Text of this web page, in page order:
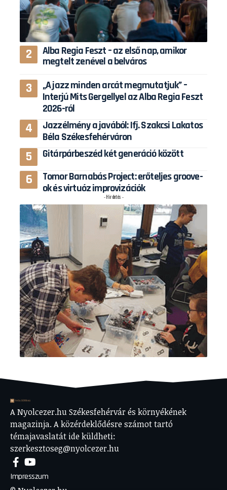
Alba Regia Feszt – az első nap, amikor
megtelt zenével a belváros
„A jazz minden arcát megmutatjuk” –
Interjú Mits Gergellyel az Alba Regia Feszt
2026-ról
Jazzélmény a javából: Ifj. Szakcsi Lakatos
Béla Székesfehérváron
Gitárpárbeszéd két generáció között
Tomor Barnabás Project: erőteljes groove-
ok és virtuóz improvizációk
- Hirdetés -
A Nyolcezer.hu Székesfehérvár és környékének
magazinja. A közérdeklődésre számot tartó
témajavaslatát ide küldheti:
szerkesztoseg@nyolcezer.hu
Impresszum